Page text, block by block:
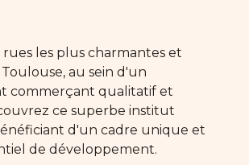
rues les plus charmantes et
au sein d'un
commerçant qualitatif et
ce superbe institut
d'un cadre unique et
de développement.